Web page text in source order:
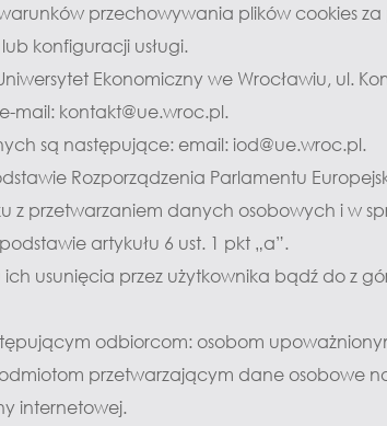
przechowywania plików cookies
konfiguracji usługi.
Ekonomiczny we Wrocławiu, ul.
mail: kontakt@ue.wroc.pl.
są następujące: email: iod@ue.wroc.pl.
Rozporządzenia Parlamentu
z przetwarzaniem danych osobowych i w
artykułu 6 ust. 1 pkt „a”.
usunięcia przez użytkownika bądź do z
odbiorcom: osobom
przetwarzającym dane osobowe
internetowej.